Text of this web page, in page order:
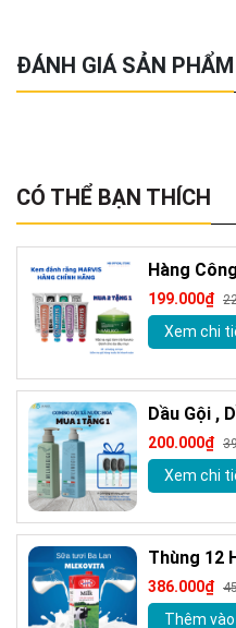
ĐÁNH GIÁ SẢN PHẨM
CÓ THỂ BẠN THÍCH
Hàng
Loại Bỏ
Trắng
199.000₫
Xem chi
Dầu Gội ,
Giảm gàu
nước hoa
200.000₫
Xem chi
Thùng 12
Sữa Nhập
386.000₫
Thêm